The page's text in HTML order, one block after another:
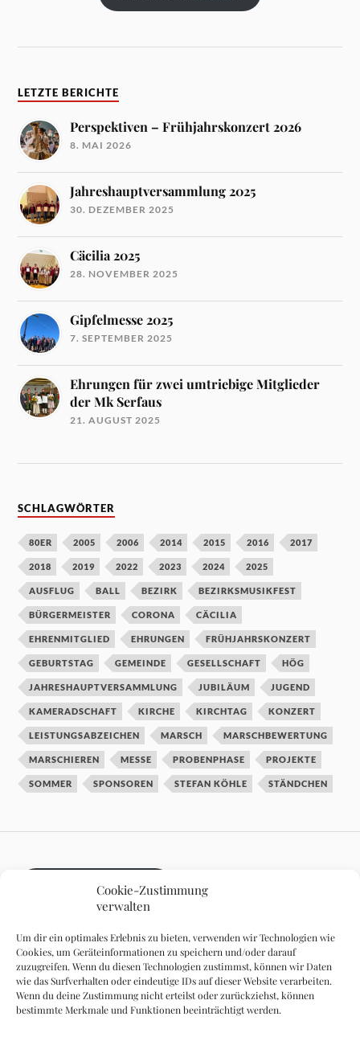
Cookie-Zustimmung
verwalten
Um dir ein optimales Erlebnis zu bieten, verwenden wir Technologien wie
Cookies, um Geräteinformationen zu speichern und/oder darauf
zuzugreifen. Wenn du diesen Technologien zustimmst, können wir Daten
wie das Surfverhalten oder eindeutige IDs auf dieser Website verarbeiten.
Wenn du deine Zustimmung nicht erteilst oder zurückziehst, können
bestimmte Merkmale und Funktionen beeinträchtigt werden.
LETZTE BERICHTE
Perspektiven – Frühjahrskonzert 2026
8. MAI 2026
Jahreshauptversammlung 2025
30. DEZEMBER 2025
Cäcilia 2025
28. NOVEMBER 2025
Gipfelmesse 2025
7. SEPTEMBER 2025
Ehrungen für zwei umtriebige Mitglieder
der Mk Serfaus
21. AUGUST 2025
SCHLAGWÖRTER
80ER 2005 2006 2014 2015 2016 2017
2018 2019 2022 2023 2024 2025
AUSFLUG BALL BEZIRK BEZIRKSMUSIKFEST
BÜRGERMEISTER CORONA CÄCILIA
EHRENMITGLIED EHRUNGEN FRÜHJAHRSKONZERT
GEBURTSTAG GEMEINDE GESELLSCHAFT HÖG
JAHRESHAUPTVERSAMMLUNG JUBILÄUM JUGEND
KAMERADSCHAFT KIRCHE KIRCHTAG KONZERT
LEISTUNGSABZEICHEN MARSCH MARSCHBEWERTUNG
MARSCHIEREN MESSE PROBENPHASE PROJEKTE
SOMMER SPONSOREN STEFAN KÖHLE STÄNDCHEN
DATENSCHUTZ
IMPRESSUM